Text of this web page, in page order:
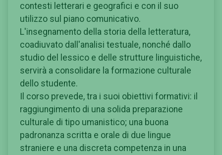
contesti letterari e geografici e con il suo
utilizzo sul piano comunicativo.
L'insegnamento della storia della letteratura,
coadiuvato dall'analisi testuale, nonché dallo
studio del lessico e delle strutture linguistiche,
servirà a consolidare la formazione culturale
dello studente.
Il corso prevede, tra i suoi obiettivi formativi: il
raggiungimento di una solida preparazione
culturale di tipo umanistico; una buona
padronanza scritta e orale di due lingue
straniere e una discreta competenza in una